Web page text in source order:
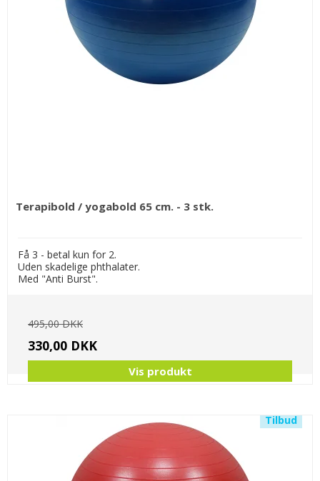
Terapibold / yogabold 65 cm. - 3 stk.
Få 3 - betal kun for 2.
Uden skadelige phthalater.
Med "Anti Burst".
495,00 DKK
330,00 DKK
Vis produkt
Tilbud